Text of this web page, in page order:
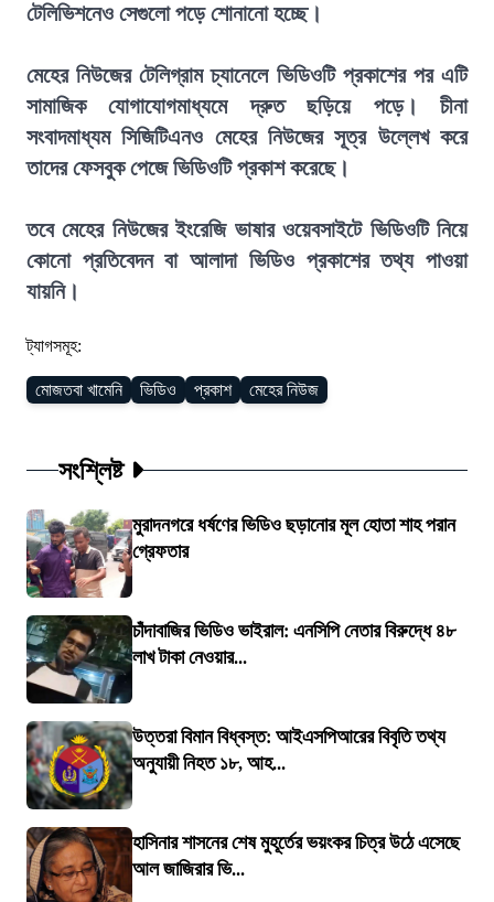
টেলিভিশনেও সেগুলো পড়ে শোনানো হচ্ছে।
মেহের নিউজের টেলিগ্রাম চ্যানেলে ভিডিওটি প্রকাশের পর এটি
সামাজিক যোগাযোগমাধ্যমে দ্রুত ছড়িয়ে পড়ে। চীনা
সংবাদমাধ্যম সিজিটিএনও মেহের নিউজের সূত্র উল্লেখ করে
তাদের ফেসবুক পেজে ভিডিওটি প্রকাশ করেছে।
তবে মেহের নিউজের ইংরেজি ভাষার ওয়েবসাইটে ভিডিওটি নিয়ে
কোনো প্রতিবেদন বা আলাদা ভিডিও প্রকাশের তথ্য পাওয়া
যায়নি।
ট্যাগসমূহ:
মোজতবা খামেনি ভিডিও প্রকাশ মেহের নিউজ
সংশ্লিষ্ট
মুরাদনগরে ধর্ষণের ভিডিও ছড়ানোর মূল হোতা শাহ পরান
গ্রেফতার
চাঁদাবাজির ভিডিও ভাইরাল: এনসিপি নেতার বিরুদ্ধে ৪৮
লাখ টাকা নেওয়ার...
উত্তরা বিমান বিধ্বস্ত: আইএসপিআরের বিবৃতি তথ্য
অনুযায়ী নিহত ১৮, আহ...
হাসিনার শাসনের শেষ মুহূর্তের ভয়ংকর চিত্র উঠে এসেছে
আল জাজিরার ভি...